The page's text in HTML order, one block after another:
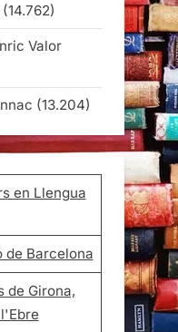
(14.762)
Valor
(13.204)
en Llengua
de Barcelona
de Girona,